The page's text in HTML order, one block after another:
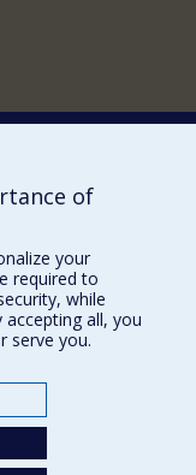
of
your
required to
while
all, you
serve you.